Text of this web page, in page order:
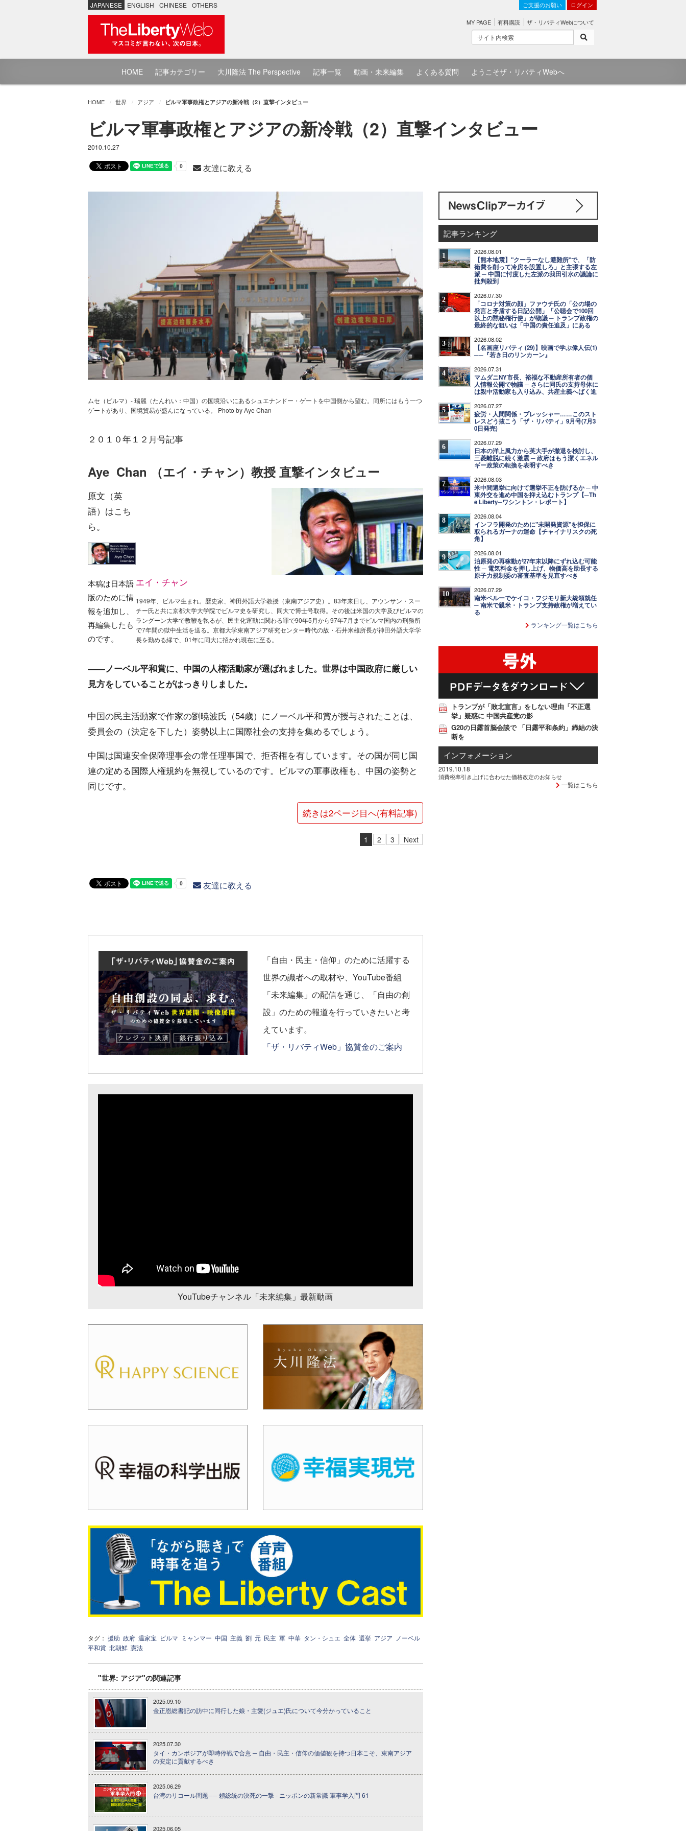
JAPANESE ENGLISH CHINESE OTHERS ご支援のお願い ログイン
MY PAGE 有料購読 ザ・リバティWebについて
HOME 記事カテゴリー 大川隆法 The Perspective 記事一覧 動画・未来編集 よくある質問 ようこそザ・リバティWebへ
HOME 世界 アジア ビルマ軍事政権とアジアの新冷戦（2）直撃インタビュー
ビルマ軍事政権とアジアの新冷戦（2）直撃インタビュー
2010.10.27
友達に教える
ムセ（ビルマ）- 瑞麗（たんれい：中国）の国境沿いにあるシュエナンドー・ゲートを中国側から望む。同所にはもう一つ
ゲートがあり、国境貿易が盛んになっている。 Photo by Aye Chan
２０１０年１２月号記事
Aye Chan （エイ・チャン）教授 直撃インタビュー
原文（英
語）はこち
ら。
本稿は日本語
版のために情
報を追加し、
再編集したも
のです。
エイ・チャン
1949年、ビルマ生まれ。歴史家、神田外語大学教授（東南アジア史）。83年来日し、アウンサン・スー
チー氏と共に京都大学大学院でビルマ史を研究し、同大で博士号取得。その後は米国の大学及びビルマの
ラングーン大学で教鞭を執るが、民主化運動に関わる罪で90年5月から97年7月までビルマ国内の刑務所
で7年間の獄中生活を送る。京都大学東南アジア研究センター時代の故・石井米雄所長が神田外語大学学
長を勤める縁で、01年に同大に招かれ現在に至る。
――ノーベル平和賞に、中国の人権活動家が選ばれました。世界は中国政府に厳しい
見方をしていることがはっきりしました。
中国の民主活動家で作家の劉暁波氏（54歳）にノーベル平和賞が授与されたことは、
委員会の（決定を下した）姿勢以上に国際社会の支持を集めるでしょう。
中国は国連安全保障理事会の常任理事国で、拒否権を有しています。その国が同じ国
連の定める国際人権規約を無視しているのです。ビルマの軍事政権も、中国の姿勢と
同じです。
続きは2ページ目へ(有料記事)
1 2 3 Next
友達に教える
「自由・民主・信仰」のために活躍する
世界の識者への取材や、YouTube番組
「未来編集」の配信を通じ、「自由の創
設」のための報道を行っていきたいと考
えています。
「ザ・リバティWeb」協賛金のご案内
YouTubeチャンネル「未来編集」最新動画
タグ： 援助 政府 温家宝 ビルマ ミャンマー 中国 主義 劉 元 民主 軍 中華 タン・シュエ 全体 選挙 アジア
ノーベル
平和賞 北朝鮮 憲法
"世界: アジア"の関連記事
2025.09.10
金正恩総書記の訪中に同行した娘・主愛(ジュエ)氏について今分かっていること
2025.07.30
タイ・カンボジアが即時停戦で合意 ─ 自由・民主・信仰の価値観を持つ日本こそ、東南アジア
の安定に貢献するべき
2025.06.29
台湾のリコール問題── 頼総統の決死の一撃 - ニッポンの新常識 軍事学入門 61
2025.06.05
記事ランキング
1 2026.08.01
【熊本地震】"クーラーなし避難所"で、「防
衛費を削って冷房を設置しろ」と主張する左
派 ─ 中国に忖度した左派の我田引水の議論に
批判殺到
2 2026.07.30
「コロナ対策の顔」ファウチ氏の「公の場の
発言と矛盾する日記公開」「公聴会で100回
以上の黙秘権行使」が物議 ─ トランプ政権の
最終的な狙いは「中国の責任追及」にある
3 2026.08.02
【名画座リバティ (29)】映画で学ぶ偉人伝(1)
──『若き日のリンカーン』
4 2026.07.31
マムダニNY市長、裕福な不動産所有者の個
人情報公開で物議 ─ さらに同氏の支持母体に
は親中活動家も入り込み、共産主義へばく進
5 2026.07.27
疲労・人間関係・プレッシャー……このスト
レスどう抜こう「ザ・リバティ」9月号(7月3
0日発売)
6 2026.07.29
日本の洋上風力から英大手が撤退を検討し、
三菱離脱に続く激震 ─ 政府はもう潔くエネル
ギー政策の転換を表明すべき
7 2026.08.03
米中間選挙に向けて選挙不正を防げるか ─ 中
東外交を進め中国を抑え込むトランプ【─Th
e Liberty─ワシントン・レポート】
8 2026.08.04
インフラ開発のために"未開発資源"を担保に
取られるガーナの運命【チャイナリスクの死
角】
9 2026.08.01
泊原発の再稼動が27年末以降にずれ込む可能
性 ─ 電気料金を押し上げ、物価高を助長する
原子力規制委の審査基準を見直すべき
10 2026.07.29
南米ペルーでケイコ・フジモリ新大統領就任
─ 南米で親米・トランプ支持政権が増えてい
る
ランキング一覧はこちら
トランプが「敗北宣言」をしない理由「不正選
挙」疑惑に 中国共産党の影
G20の日露首脳会談で 「日露平和条約」締結の決
断を
インフォメーション
2019.10.18
消費税率引き上げに合わせた価格改定のお知らせ
一覧はこちら